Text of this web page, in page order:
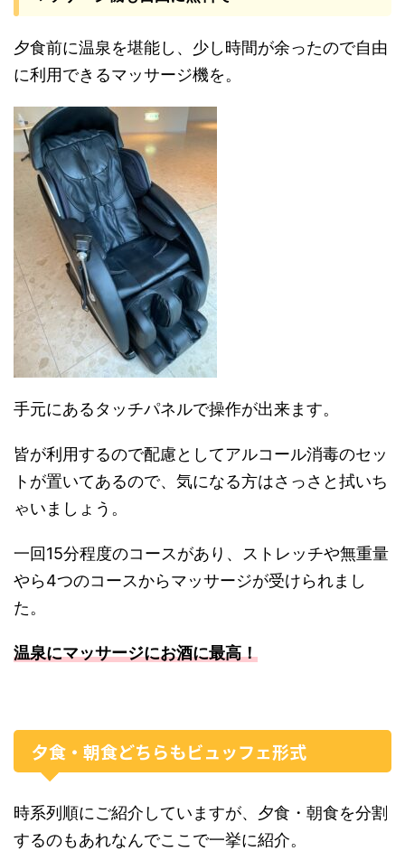
夕食前に温泉を堪能し、少し時間が余ったので自由
に利用できるマッサージ機を。
手元にあるタッチパネルで操作が出来ます。
皆が利用するので配慮としてアルコール消毒のセッ
トが置いてあるので、気になる方はさっさと拭いち
ゃいましょう。
一回15分程度のコースがあり、ストレッチや無重量
やら4つのコースからマッサージが受けられまし
た。
温泉にマッサージにお酒に最高！
夕食・朝食どちらもビュッフェ形式
時系列順にご紹介していますが、夕食・朝食を分割
するのもあれなんでここで一挙に紹介。